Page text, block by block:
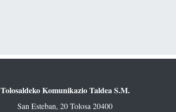
Tolosaldeko Komunikazio Taldea S.M.
San Esteban, 20 Tolosa 20400